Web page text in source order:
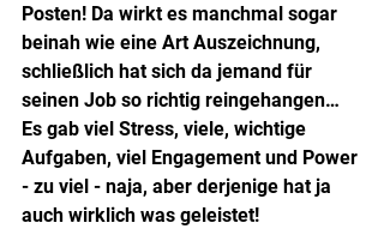
Posten! Da wirkt es manchmal sogar
beinah wie eine Art Auszeichnung,
schließlich hat sich da jemand für
seinen Job so richtig reingehangen…
Es gab viel Stress, viele, wichtige
Aufgaben, viel Engagement und Power
- zu viel - naja, aber derjenige hat ja
auch wirklich was geleistet!